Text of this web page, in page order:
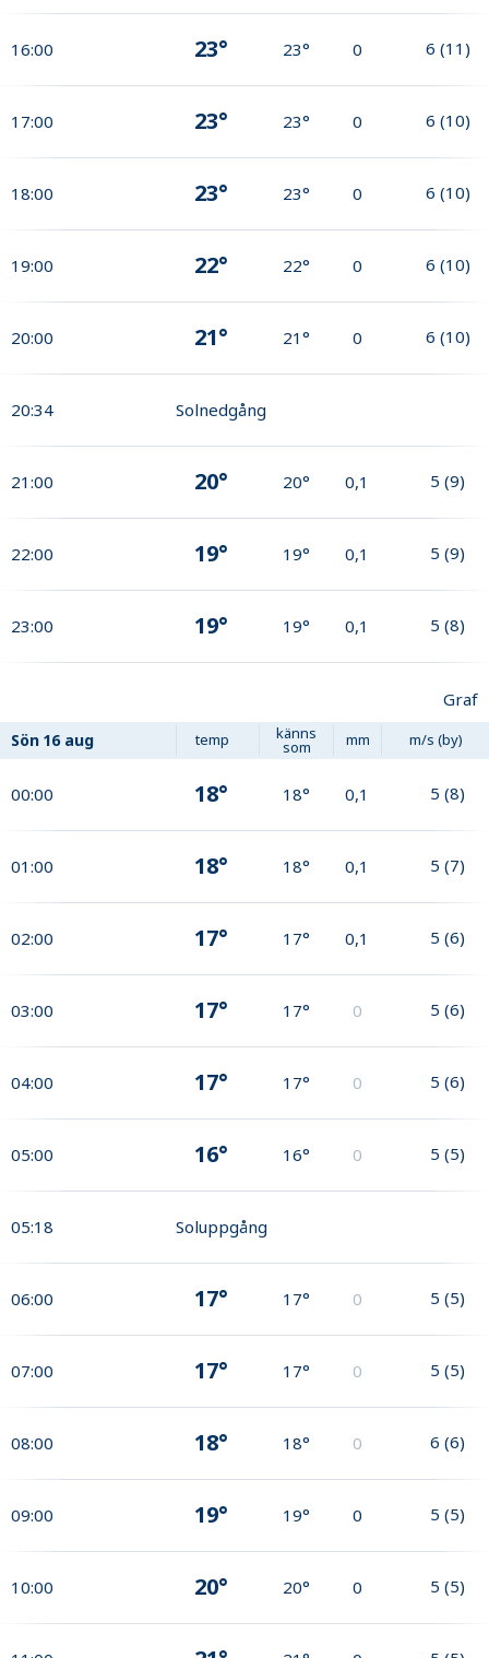
16:00 23° 23° 0 6 (11)
17:00 23° 23° 0 6 (10)
18:00 23° 23° 0 6 (10)
19:00 22° 22° 0 6 (10)
20:00 21° 21° 0 6 (10)
20:34 Solnedgång
21:00 20° 20° 0,1 5 (9)
22:00 19° 19° 0,1 5 (9)
23:00 19° 19° 0,1 5 (8)
Graf
Sön 16 aug temp känns
som mm m/s (by)
00:00 18° 18° 0,1 5 (8)
01:00 18° 18° 0,1 5 (7)
02:00 17° 17° 0,1 5 (6)
03:00 17° 17° 0 5 (6)
04:00 17° 17° 0 5 (6)
05:00 16° 16° 0 5 (5)
05:18 Soluppgång
06:00 17° 17° 0 5 (5)
07:00 17° 17° 0 5 (5)
08:00 18° 18° 0 6 (6)
09:00 19° 19° 0 5 (5)
10:00 20° 20° 0 5 (5)